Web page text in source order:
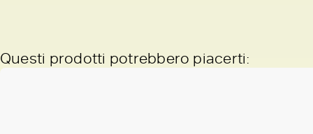
Questi prodotti potrebbero piacerti: